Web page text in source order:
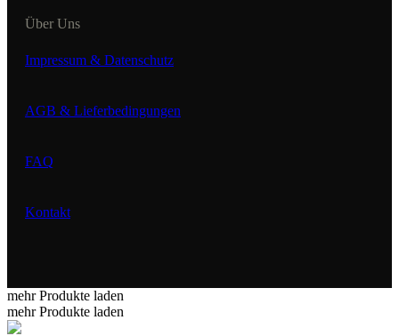
Über Uns
Impressum & Datenschutz
AGB & Lieferbedingungen
FAQ
Kontakt
mehr Produkte laden
mehr Produkte laden